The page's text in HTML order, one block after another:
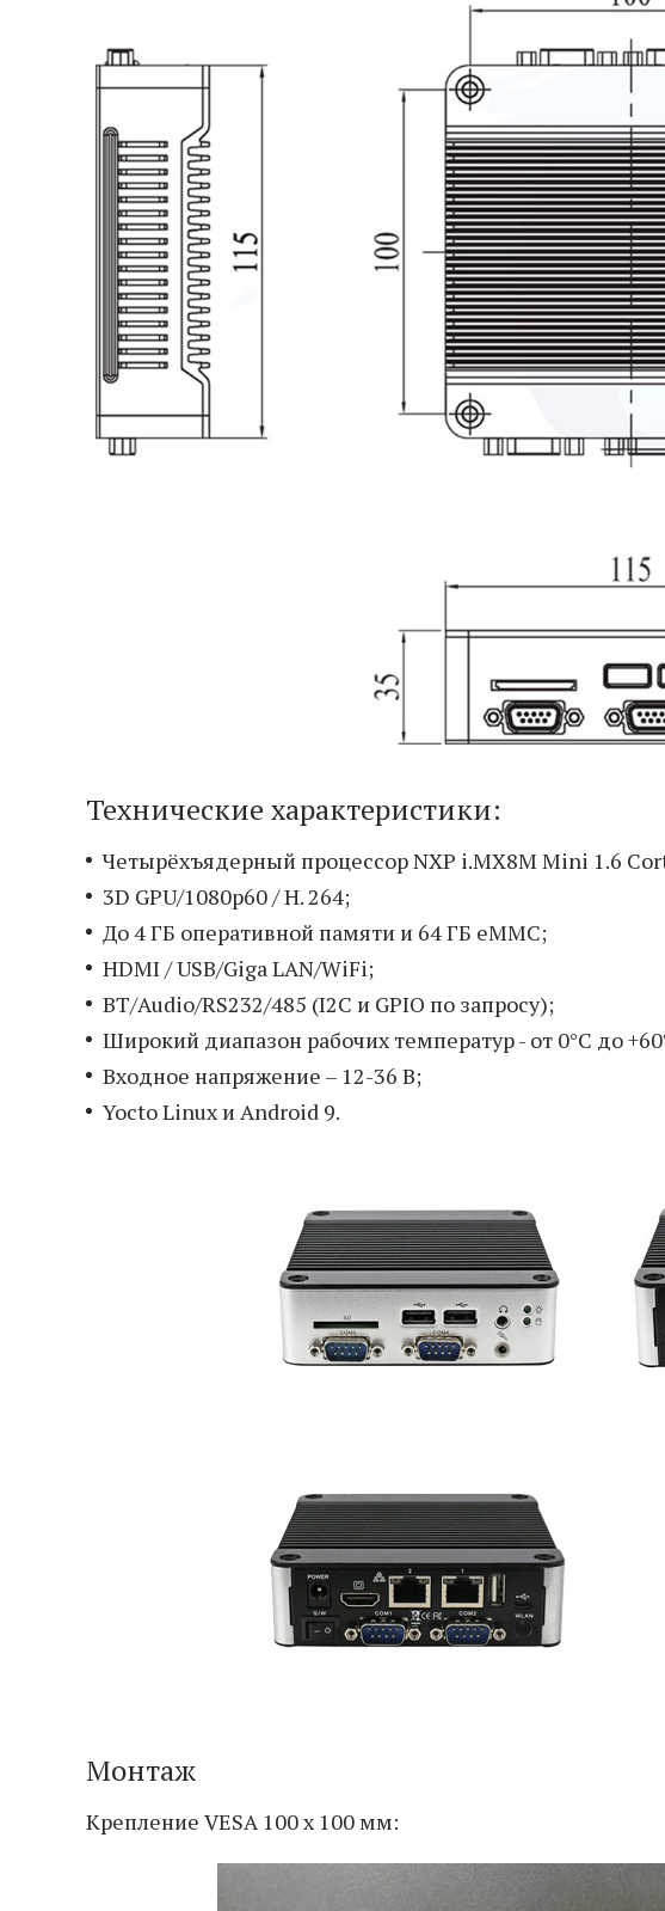
Технические характеристики:
Четырёхъядерный процессор NXP i.MX8M Mini 1.6
3D GPU/1080p60 / H. 264;
До 4 ГБ оперативной памяти и 64 ГБ eMMC;
HDMI / USB/Giga LAN/WiFi;
BT/Audio/RS232/485 (I2C и GPIO по запросу);
Широкий диапазон рабочих температур - от 0°C до
Входное напряжение – 12-36 В;
Yocto Linux и Android 9.
Монтаж
Крепление VESA 100 x 100 мм: